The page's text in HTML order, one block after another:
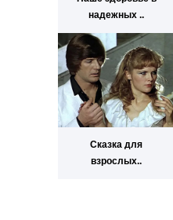
надежных ..
Сказка для
взрослых..